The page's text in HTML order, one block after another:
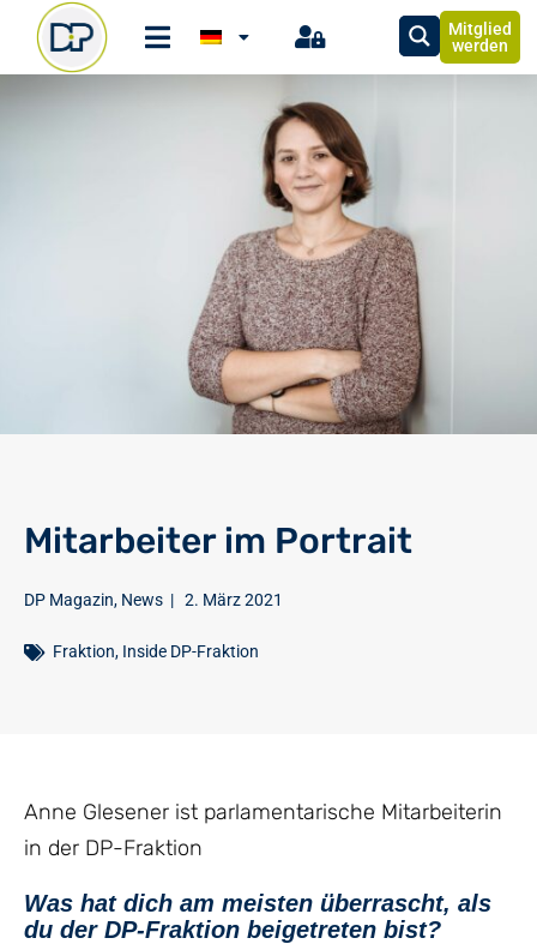
Mitglied
werden
Mitarbeiter im Portrait
DP Magazin, News | 2. März 2021
Fraktion, Inside DP-Fraktion
Anne Glesener ist parlamentarische Mitarbeiterin
in der DP-Fraktion
Was hat dich am meisten überrascht, als
du der DP-Fraktion beigetreten bist?